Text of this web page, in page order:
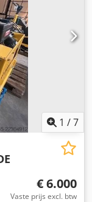
1 /7
€ 6.000
Vaste prijs excl. btw